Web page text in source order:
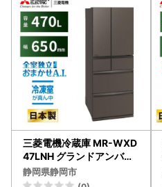
三菱電機冷蔵庫 MR-WXD
47LNH グランドアンバー
グレー 6ドア 観音開き 標
準設置付【沖縄・離島・一
静岡県静岡市